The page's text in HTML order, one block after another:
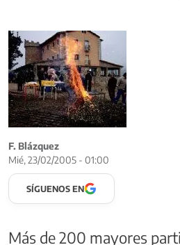
F. Blázquez
Mié, 23/02/2005 - 01:00
SÍGUENOS EN
Más de 200 mayores